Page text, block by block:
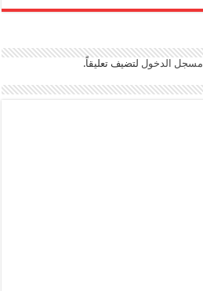
مسجل الدخوللتضيف تعليقاً.